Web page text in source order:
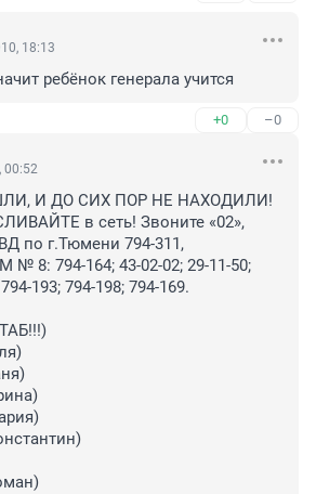
18:13
ребёнок генерала учится
+0 –0
00:52
И ДО СИХ ПОР НЕ НАХОДИЛИ!
в сеть! Звоните «02»,
по г.Тюмени 794-311,
№ 8: 794-164; 43-02-02; 29-11-50;
193; 794-198; 794-169.